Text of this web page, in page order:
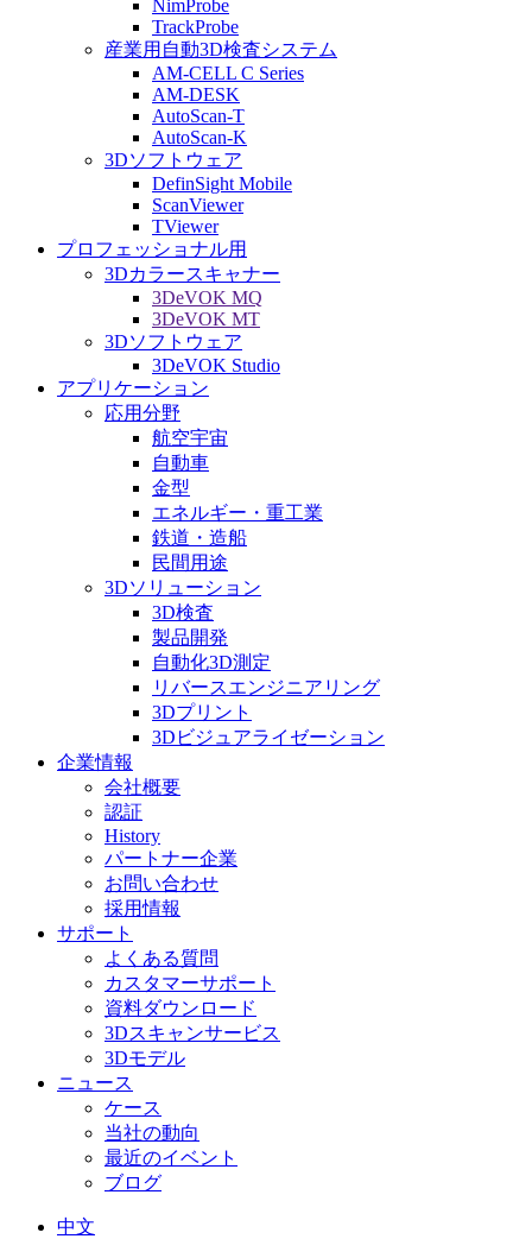
NimProbe
TrackProbe
産業用自動3D検査システム
AM-CELL C Series
AM-DESK
AutoScan-T
AutoScan-K
3Dソフトウェア
DefinSight Mobile
ScanViewer
TViewer
プロフェッショナル用
3Dカラースキャナー
3DeVOK MQ
3DeVOK MT
3Dソフトウェア
3DeVOK Studio
アプリケーション
応用分野
航空宇宙
自動車
金型
エネルギー・重工業
鉄道・造船
民間用途
3Dソリューション
3D検査
製品開発
自動化3D測定
リバースエンジニアリング
3Dプリント
3Dビジュアライゼーション
企業情報
会社概要
認証
History
パートナー企業
お問い合わせ
採用情報
サポート
よくある質問
カスタマーサポート
資料ダウンロード
3Dスキャンサービス
3Dモデル
ニュース
ケース
当社の動向
最近のイベント
ブログ
中文